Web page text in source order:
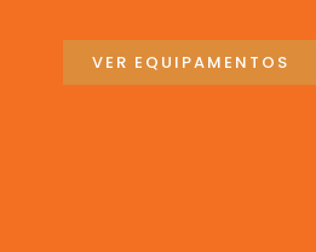
VER EQUIPAMENTOS